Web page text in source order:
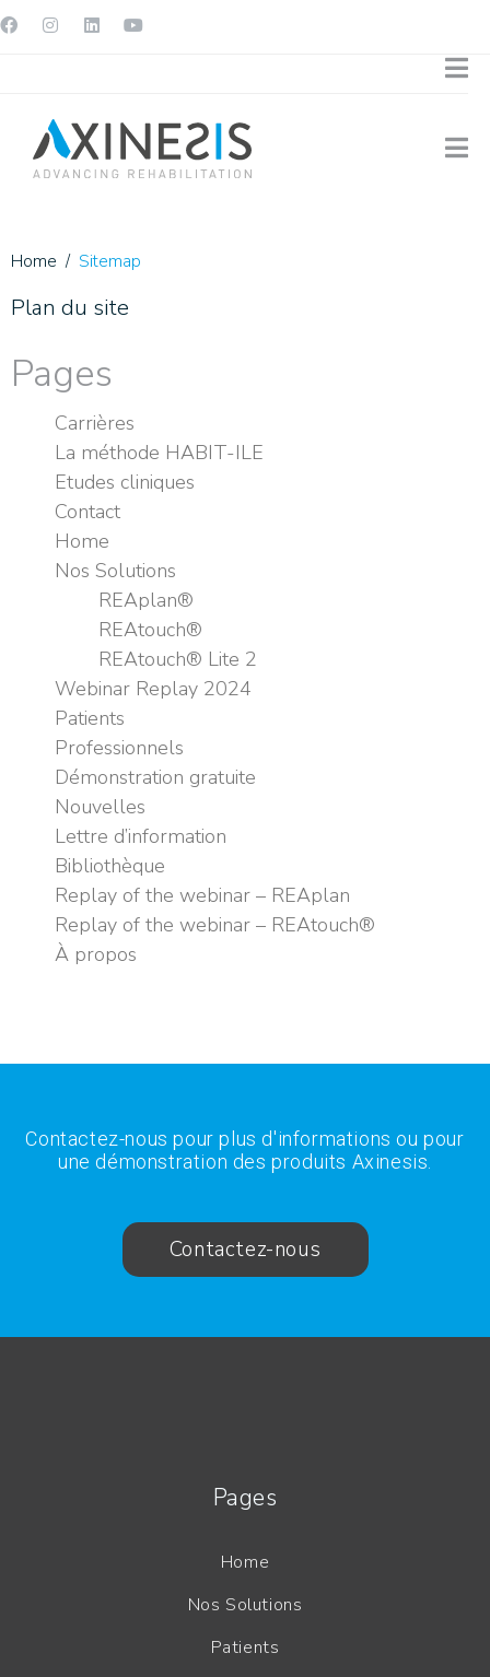
Home Sitemap
Plan du site
Pages
Carrières
La méthode HABIT-ILE
Etudes cliniques
Contact
Home
Nos Solutions
REAplan®
REAtouch®
REAtouch® Lite 2
Webinar Replay 2024
Patients
Professionnels
Démonstration gratuite
Nouvelles
Lettre d’information
Bibliothèque
Replay of the webinar – REAplan
Replay of the webinar – REAtouch®
À propos
Contactez-nous pour plus d'informations ou pour
une démonstration des produits Axinesis.
Contactez-nous
Pages
Home
Nos Solutions
Patients